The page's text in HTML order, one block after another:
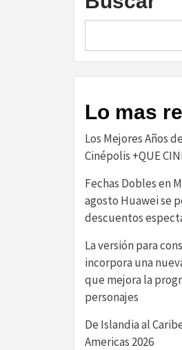
Lo mas
Los Mejores Años
Cinépolis +QUE
Fechas Dobles en
agosto Huawei se
descuentos
La versión para
incorpora una
que mejora la
personajes
De Islandia al
Americas 2026